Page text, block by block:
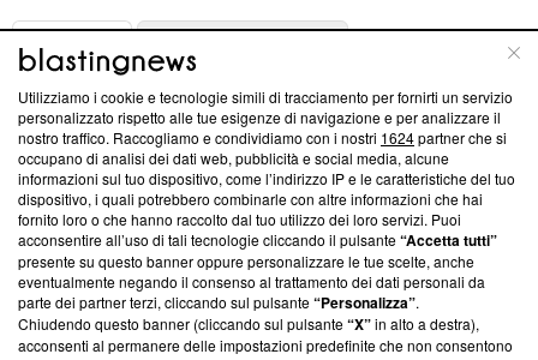
ABOUT
Questa sezione offre informazioni trasparenti su Blasting
News, sui nostri processi editoriali e su come ci impegniamo a
creare news di qualità. Inoltre, afferma la nostra aderenza a
‘Trust Project - News with Integrity’Blasting News non è
ancora membro del programma, ma ha richiesto di farne
parte; Trust Project non ha ancora effettuato una verifica di
conformità agli standard.
Su di noi
Team editoriale
Utilizziamo i cookie e tecnologie simili di tracciamento per fornirti un servizio
personalizzato rispetto alle tue esigenze di navigazione e per analizzare il
nostro traffico. Raccogliamo e condividiamo con i nostri 1624partner che si
occupano di analisi dei dati web, pubblicità e social media, alcune
informazioni sul tuo dispositivo, come l’indirizzo IP e le caratteristiche del tuo
dispositivo, i quali potrebbero combinarle con altre informazioni che hai
fornito loro o che hanno raccolto dal tuo utilizzo dei loro servizi. Puoi
acconsentire all’uso di tali tecnologie cliccando il pulsante“Accetta tutti”
presente su questo banner oppure personalizzare le tue scelte, anche
eventualmente negando il consenso al trattamento dei dati personali da
parte dei partner terzi, cliccando sul pulsante“Personalizza”.
Chiudendo questo banner (cliccando sul pulsante“X”in alto a destra),
acconsenti al permanere delle impostazioni predefinite che non consentono